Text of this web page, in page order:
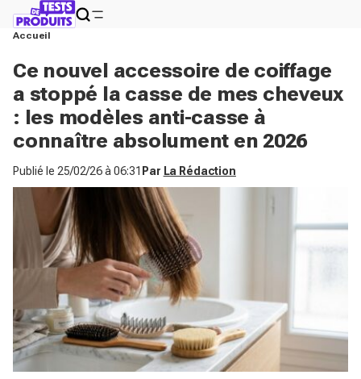
Accueil
Ce nouvel accessoire de coiffage
a stoppé la casse de mes cheveux
: les modèles anti-casse à
connaître absolument en 2026
Publié le 25/02/26 à 06:31 Par La Rédaction